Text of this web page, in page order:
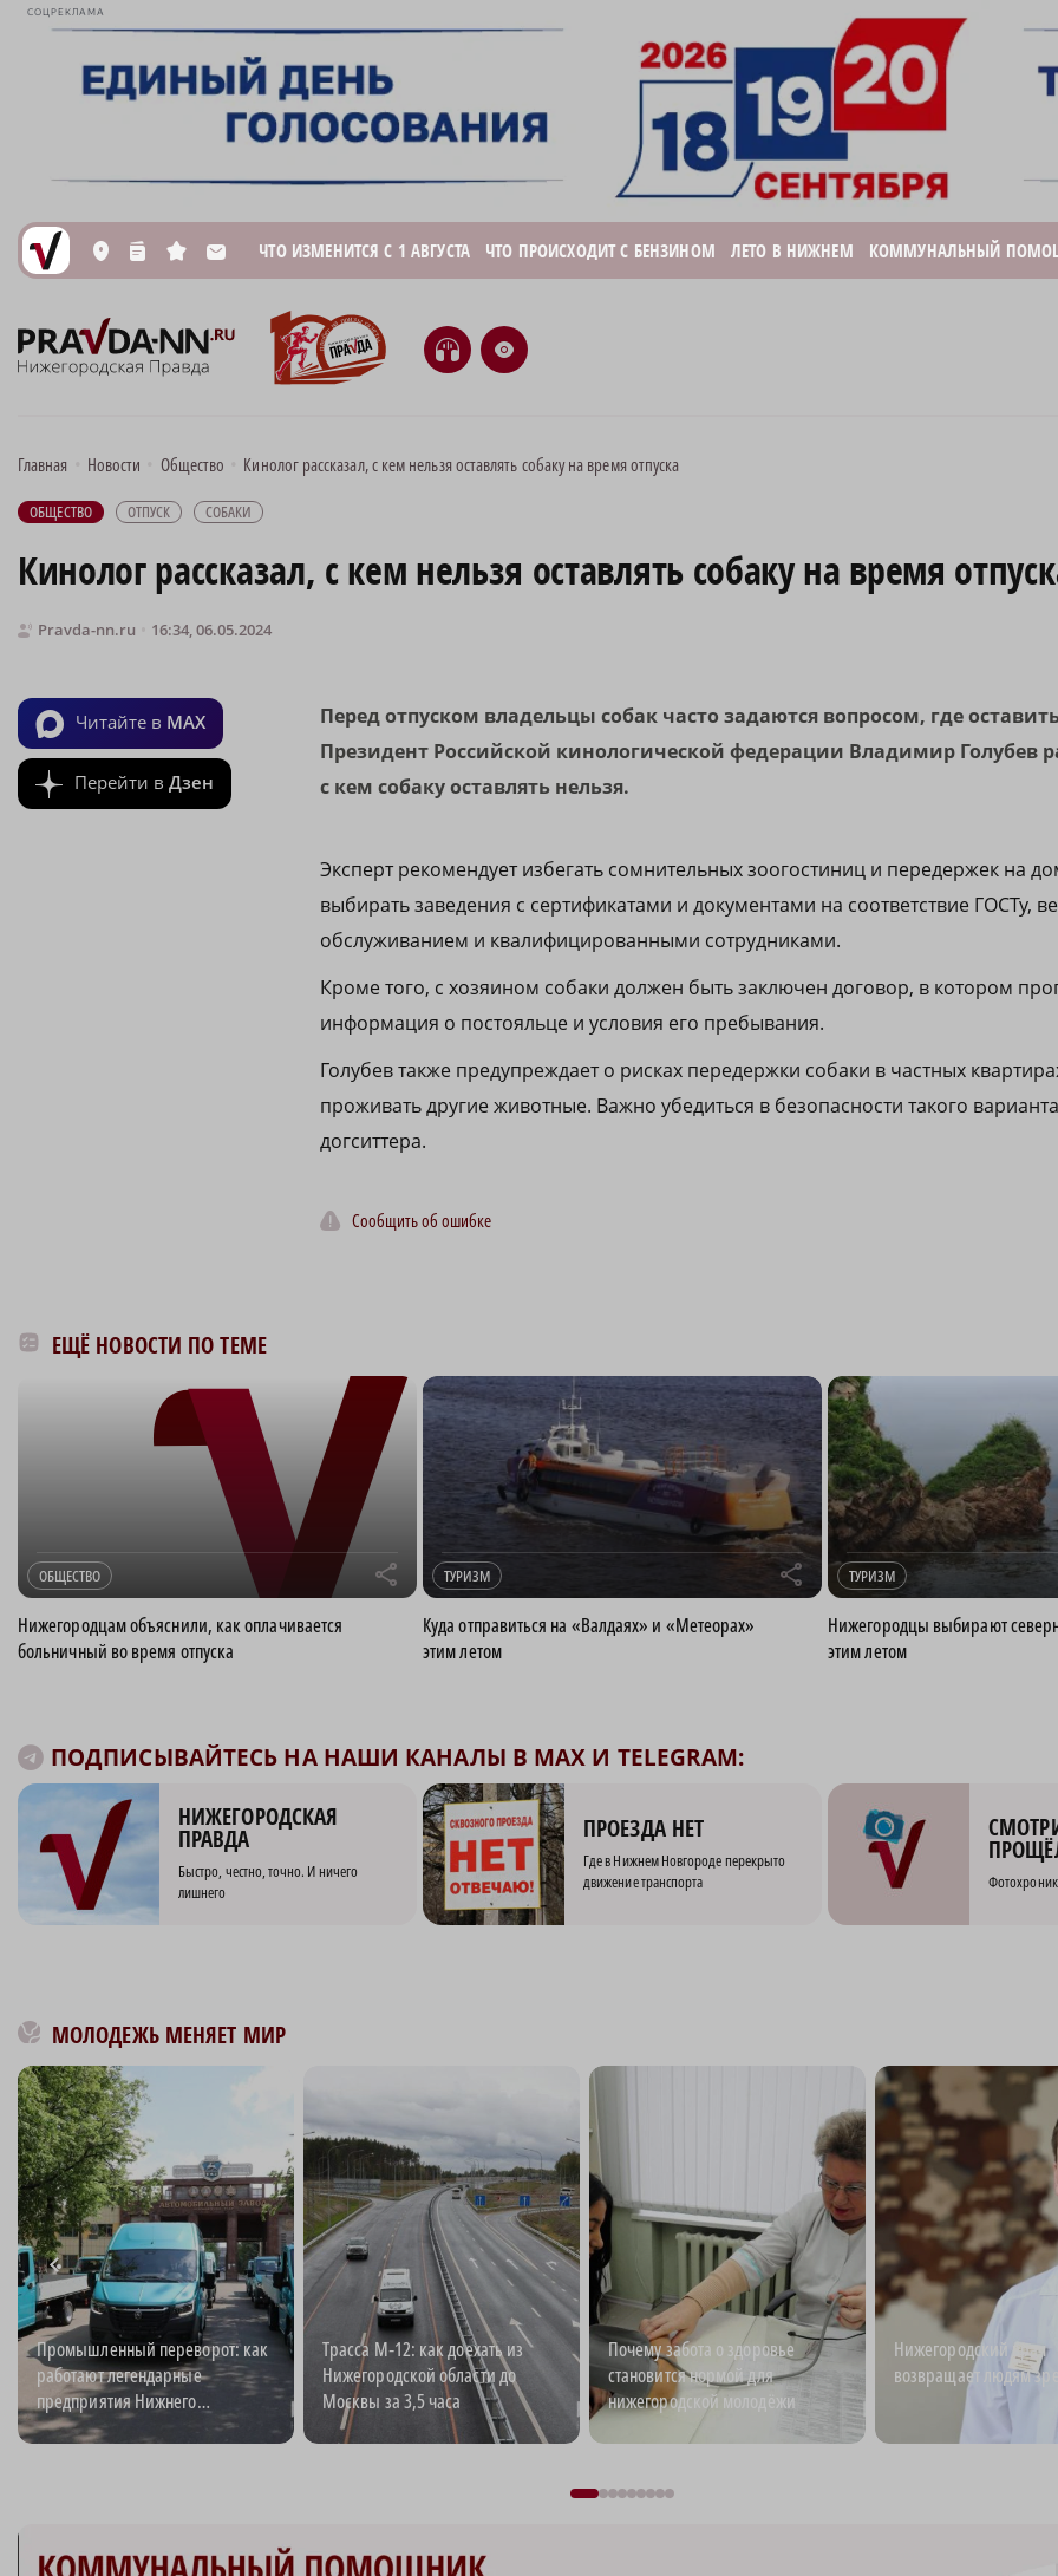
СОЦРЕКЛАМА
L n s M ЧТО ИЗМЕНИТСЯ С 1 АВГУСТА ЧТО ПРОИСХОДИТ С БЕНЗИНОМ ЛЕТО В НИЖНЕМ КОММУНАЛЬНЫЙ
H e
Главная Новости Общество Кинолог рассказал, с кем нельзя оставлять собаку на время отпуска
ОБЩЕСТВО ОТПУСК СОБАКИ
Кинолог рассказал, с кем нельзя оставлять собаку на время
Pravda-nn.ru 16:34, 06.05.2024
Читайте в MAX
Перейти в Дзен
Перед отпуском владельцы собак часто задаются вопросом, где
Президент Российской кинологической федерации Владимир Голубев
с кем собаку оставлять нельзя.
Эксперт рекомендует избегать сомнительных зоогостиниц и передержек на
выбирать заведения с сертификатами и документами на соответствие ГОСТу,
обслуживанием и квалифицированными сотрудниками.
Кроме того, с хозяином собаки должен быть заключен договор, в котором
информация о постояльце и условия его пребывания.
Голубев также предупреждает о рисках передержки собаки в частных
проживать другие животные. Важно убедиться в безопасности такого
догситтера.
Сообщить об ошибке
ЕЩЁ НОВОСТИ ПО ТЕМЕ
ОБЩЕСТВО r
Нижегородцам объяснили, как оплачивается
больничный во время отпуска
ТУРИЗМ r
Куда отправиться на «Валдаях» и «Метеорах»
этим летом
ТУРИЗМ
Нижегородцы выбирают
этим летом
ПОДПИСЫВАЙТЕСЬ НА НАШИ КАНАЛЫ В MAX И TELEGRAM:
НИЖЕГОРОДСКАЯ
ПРАВДА
Быстро, честно, точно. И ничего
лишнего
ПРОЕЗДА НЕТ
Где в Нижнем Новгороде перекрыто
движение транспорта
МОЛОДЕЖЬ МЕНЯЕТ МИР
Промышленный переворот: как
работают легендарные
предприятия Нижнего
Новгорода
Трасса М‑12: как доехать из
Нижегородской области до
Москвы за 3,5 часа
Почему забота о здоровье
становится нормой для
нижегородской молодёжи
Нижегородский врач
возвращает людям